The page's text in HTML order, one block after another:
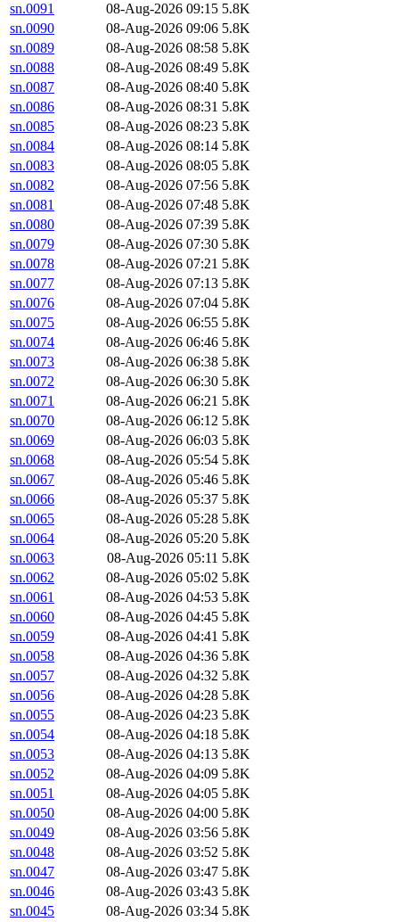
sn.0091
08-Aug-2026 09:15 5.8K
sn.0090
08-Aug-2026 09:06 5.8K
sn.0089
08-Aug-2026 08:58 5.8K
sn.0088
08-Aug-2026 08:49 5.8K
sn.0087
08-Aug-2026 08:40 5.8K
sn.0086
08-Aug-2026 08:31 5.8K
sn.0085
08-Aug-2026 08:23 5.8K
sn.0084
08-Aug-2026 08:14 5.8K
sn.0083
08-Aug-2026 08:05 5.8K
sn.0082
08-Aug-2026 07:56 5.8K
sn.0081
08-Aug-2026 07:48 5.8K
sn.0080
08-Aug-2026 07:39 5.8K
sn.0079
08-Aug-2026 07:30 5.8K
sn.0078
08-Aug-2026 07:21 5.8K
sn.0077
08-Aug-2026 07:13 5.8K
sn.0076
08-Aug-2026 07:04 5.8K
sn.0075
08-Aug-2026 06:55 5.8K
sn.0074
08-Aug-2026 06:46 5.8K
sn.0073
08-Aug-2026 06:38 5.8K
sn.0072
08-Aug-2026 06:30 5.8K
sn.0071
08-Aug-2026 06:21 5.8K
sn.0070
08-Aug-2026 06:12 5.8K
sn.0069
08-Aug-2026 06:03 5.8K
sn.0068
08-Aug-2026 05:54 5.8K
sn.0067
08-Aug-2026 05:46 5.8K
sn.0066
08-Aug-2026 05:37 5.8K
sn.0065
08-Aug-2026 05:28 5.8K
sn.0064
08-Aug-2026 05:20 5.8K
sn.0063
08-Aug-2026 05:11 5.8K
sn.0062
08-Aug-2026 05:02 5.8K
sn.0061
08-Aug-2026 04:53 5.8K
sn.0060
08-Aug-2026 04:45 5.8K
sn.0059
08-Aug-2026 04:41 5.8K
sn.0058
08-Aug-2026 04:36 5.8K
sn.0057
08-Aug-2026 04:32 5.8K
sn.0056
08-Aug-2026 04:28 5.8K
sn.0055
08-Aug-2026 04:23 5.8K
sn.0054
08-Aug-2026 04:18 5.8K
sn.0053
08-Aug-2026 04:13 5.8K
sn.0052
08-Aug-2026 04:09 5.8K
sn.0051
08-Aug-2026 04:05 5.8K
sn.0050
08-Aug-2026 04:00 5.8K
sn.0049
08-Aug-2026 03:56 5.8K
sn.0048
08-Aug-2026 03:52 5.8K
sn.0047
08-Aug-2026 03:47 5.8K
sn.0046
08-Aug-2026 03:43 5.8K
sn.0045
08-Aug-2026 03:34 5.8K